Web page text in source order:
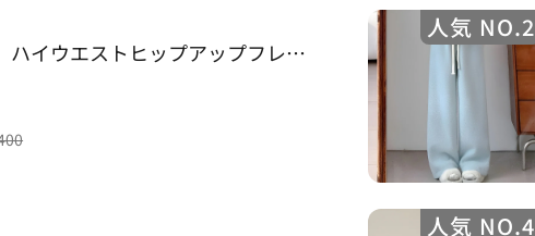
ハイウエストヒップアップフレア
人気 NO.2
人気 NO.4